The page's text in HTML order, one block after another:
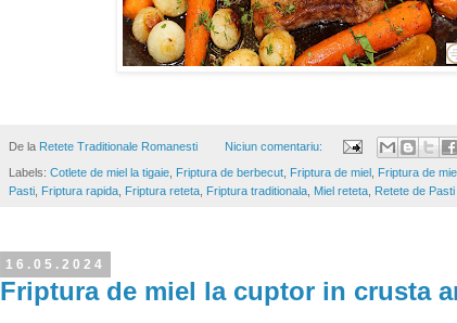
De la Retete Traditionale Romanesti Niciun comentariu:
Labels: Cotlete de miel la tigaie Friptura de berbecut Friptura de miel Friptura de
Pasti Friptura rapida Friptura reteta Friptura traditionala Miel reteta Retete de Pasti
16.05.2024
Friptura de miel la cuptor in crusta